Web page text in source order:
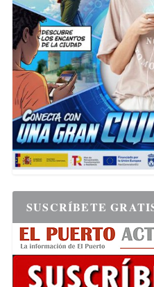
SUSCRÍBETE